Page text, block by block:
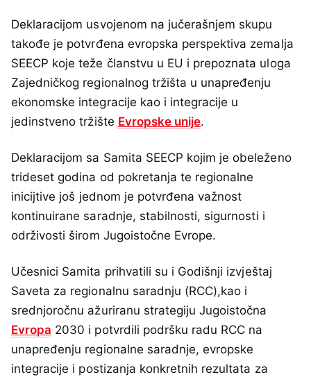
Deklaracijom usvojenom na jučerašnjem skupu
takođe je potvrđena evropska perspektiva zemalja
SEECP koje teže članstvu u EU i prepoznata uloga
Zajedničkog regionalnog tržišta u unapređenju
ekonomske integracije kao i integracije u
jedinstveno tržište Evropske unije.
Deklaracijom sa Samita SEECP kojim je obeleženo
trideset godina od pokretanja te regionalne
inicijtive još jednom je potvrđena važnost
kontinuirane saradnje, stabilnosti, sigurnosti i
održivosti širom Jugoistočne Evrope.
Učesnici Samita prihvatili su i Godišnji izvještaj
Saveta za regionalnu saradnju (RCC),kao i
srednjoročnu ažuriranu strategiju Jugoistočna
Evropa 2030 i potvrdili podršku radu RCC na
unapređenju regionalne saradnje, evropske
integracije i postizanja konkretnih rezultata za